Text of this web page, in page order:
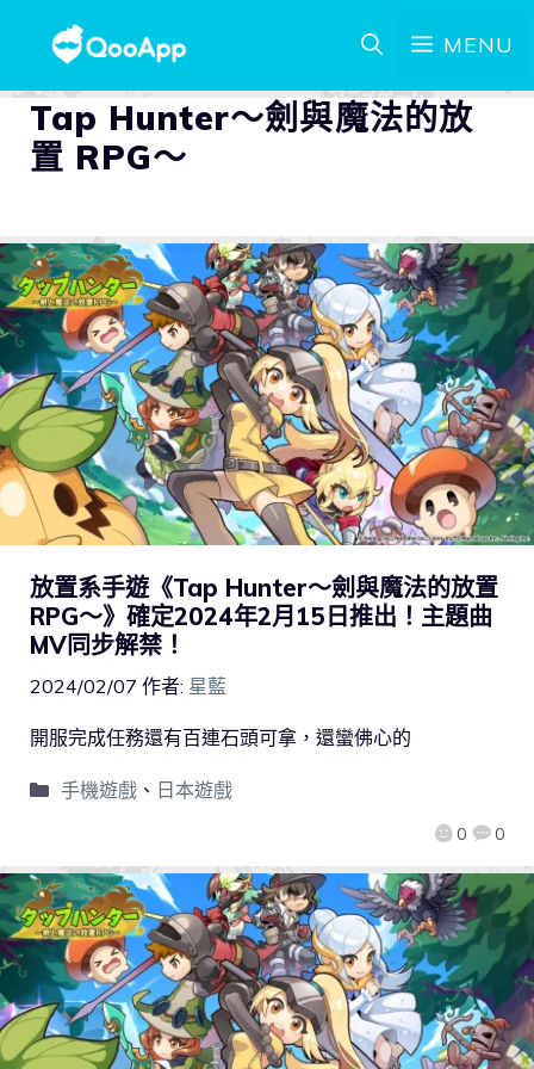
MENU
Tap Hunter～劍與魔法的放
置 RPG～
放置系手遊《Tap Hunter～劍與魔法的放置
RPG～》確定2024年2月15日推出！主題曲
MV同步解禁！
2024/02/07 作者: 星藍
0 0
開服完成任務還有百連石頭可拿，還蠻佛心的
手機遊戲、 日本遊戲